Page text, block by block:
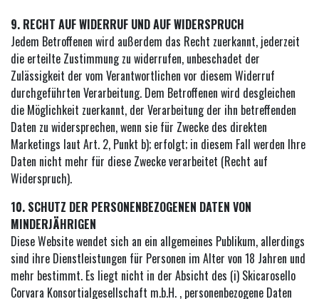
9. RECHT AUF WIDERRUF UND AUF WIDERSPRUCH
Jedem Betroffenen wird außerdem das Recht zuerkannt, jederzeit
die erteilte Zustimmung zu widerrufen, unbeschadet der
Zulässigkeit der vom Verantwortlichen vor diesem Widerruf
durchgeführten Verarbeitung. Dem Betroffenen wird desgleichen
die Möglichkeit zuerkannt, der Verarbeitung der ihn betreffenden
Daten zu widersprechen, wenn sie für Zwecke des direkten
Marketings laut Art. 2, Punkt b); erfolgt; in diesem Fall werden Ihre
Daten nicht mehr für diese Zwecke verarbeitet (Recht auf
Widerspruch).
10. SCHUTZ DER PERSONENBEZOGENEN DATEN VON
MINDERJÄHRIGEN
Diese Website wendet sich an ein allgemeines Publikum, allerdings
sind ihre Dienstleistungen für Personen im Alter von 18 Jahren und
mehr bestimmt. Es liegt nicht in der Absicht des (i) Skicarosello
Corvara Konsortialgesellschaft m.b.H. , personenbezogene Daten